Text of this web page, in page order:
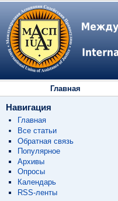
Главная
Навигация
Главная
Все статьи
Обратная связь
Популярное
Архивы
Опросы
Календарь
RSS-ленты